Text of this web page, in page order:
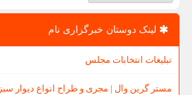
لینک دوستان خبرگزاری نام
تبلیغات انتخابات مجلس
مستر گرین وال | مجری و طراح انواع دیوار سبز